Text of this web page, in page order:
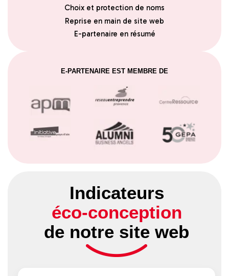
Choix et protection de noms
Reprise en main de site web
E-partenaire en résumé
E-PARTENAIRE EST MEMBRE DE
Indicateurs
éco-conception
de notre site web